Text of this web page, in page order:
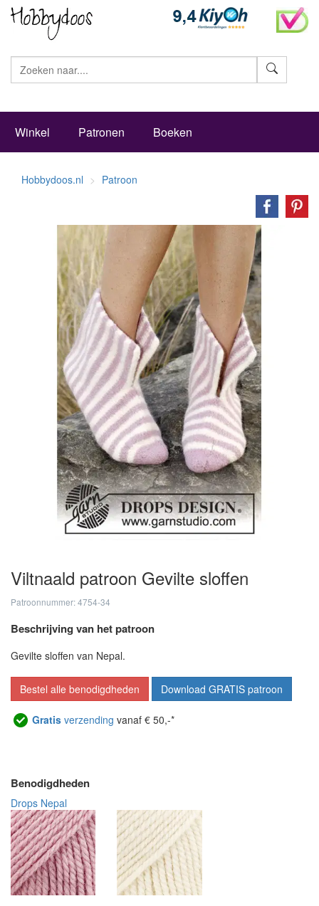
Winkel Patronen Boeken
Hobbydoos.nl Patroon
Viltnaald patroon Gevilte sloffen
Patroonnummer: 4754-34
Beschrijving van het patroon
Gevilte sloffen van Nepal.
Bestel alle benodigdheden Download GRATIS patroon
Gratis verzending vanaf € 50,-*
Benodigdheden
Drops Nepal